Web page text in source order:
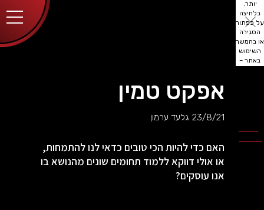
יותר.
בלחיצה
על כפתור
הסגירה
או בהמשך
השימוש
באתר –
אפקט טמין
23/8/21 גלעד ערמון
האם כדי להיות הכי טובים כדאי לנו להתמחות,
או אולי דווקא ללמוד תחומים שונים מהנושא בו
אנו עוסקים?